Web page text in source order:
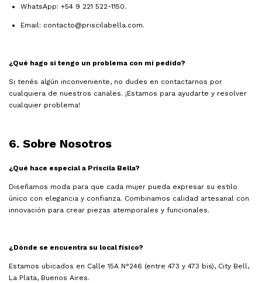
WhatsApp: +54 9 221 522-1150.
Email: contacto@priscilabella.com.
¿Qué hago si tengo un problema con mi pedido?
Si tenés algún inconveniente, no dudes en contactarnos por
cualquiera de nuestros canales. ¡Estamos para ayudarte y resolver
cualquier problema!
6. Sobre Nosotros
¿Qué hace especial a Priscila Bella?
Diseñamos moda para que cada mujer pueda expresar su estilo
único con elegancia y confianza. Combinamos calidad artesanal con
innovación para crear piezas atemporales y funcionales.
¿Dónde se encuentra su local físico?
Estamos ubicados en Calle 15A N°246 (entre 473 y 473 bis), City Bell,
La Plata, Buenos Aires.